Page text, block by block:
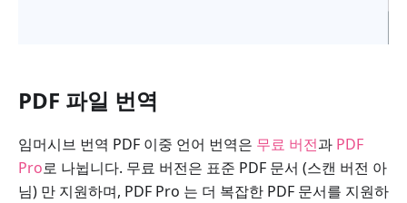
PDF 파일 번역
임머시브 번역 PDF 이중 언어 번역은 무료 버전과 PDF
Pro로 나뉩니다. 무료 버전은 표준 PDF 문서 (스캔 버전 아
님) 만 지원하며, PDF Pro 는 더 복잡한 PDF 문서를 지원하